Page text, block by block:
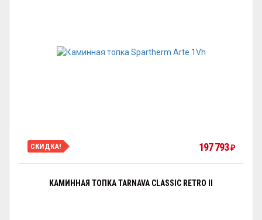
СКИДКА! 197 793₽
КАМИННАЯ ТОПКА TARNAVA CLASSIC RETRO II